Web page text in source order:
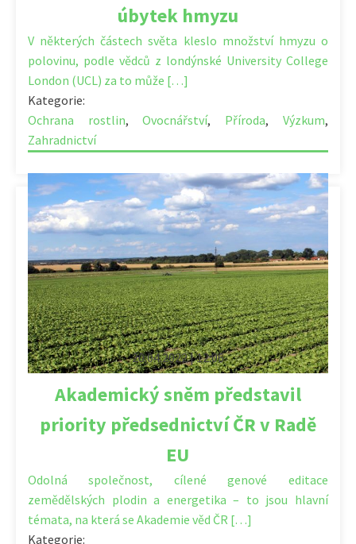
úbytek hmyzu
V některých částech světa kleslo množství hmyzu o
polovinu, podle vědců z londýnské University College
London (UCL) za to může […]
Kategorie:
Ochrana rostlin,Ovocnářství, Příroda, Výzkum,
Zahradnictví
20.04.2022 | 12:06
Akademický sněm představil
priority předsednictví ČR v Radě
EU
Odolná společnost, cílené genové editace
zemědělských plodin a energetika – to jsou hlavní
témata, na která se Akademie věd ČR […]
Kategorie: